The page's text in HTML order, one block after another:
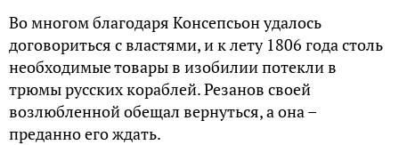
Во многом благодаря Консепсьон удалось
договориться с властями, и к лету 1806 года столь
необходимые товары в изобилии потекли в
трюмы русских кораблей. Резанов своей
возлюбленной обещал вернуться, а она –
преданно его ждать.